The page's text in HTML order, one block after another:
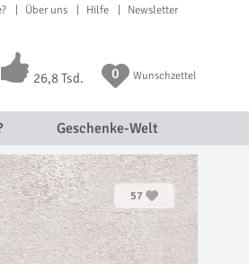
Über uns Hilfe Newsletter
26,8 Tsd. 0 Wunschzettel
Geschenke-Welt
57